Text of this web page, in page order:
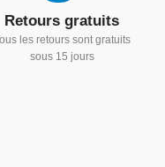
Retours gratuits
les retours sont gratuits
sous 15 jours